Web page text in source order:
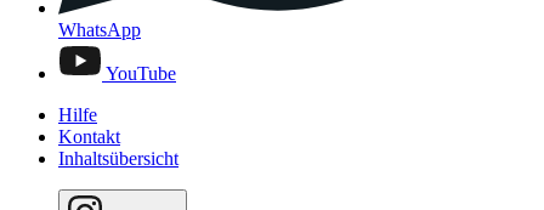
WhatsApp
YouTube
Hilfe
Kontakt
Inhaltsübersicht